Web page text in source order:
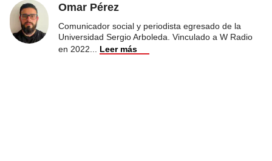
Omar Pérez
Comunicador social y periodista egresado de la
Universidad Sergio Arboleda. Vinculado a W Radio
en 2022
Leer más